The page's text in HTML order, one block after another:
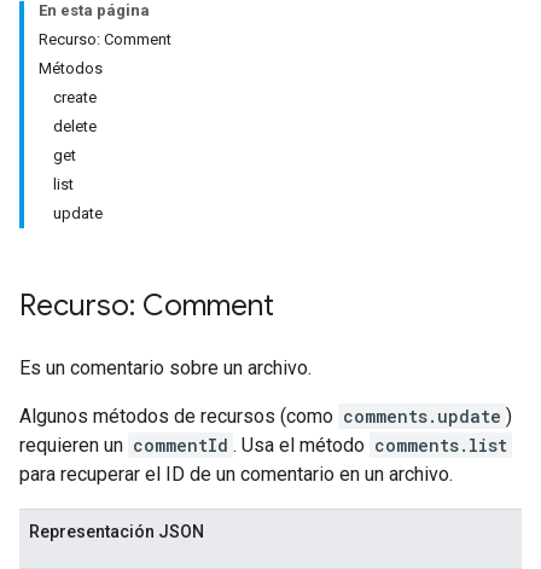
En esta página
Recurso: Comment
Métodos
create
delete
get
list
update
Recurso: Comment
Es un comentario sobre un archivo.
Algunos métodos de recursos (como comments.update )
requieren un commentId . Usa el método comments.list
para recuperar el ID de un comentario en un archivo.
Representación JSON